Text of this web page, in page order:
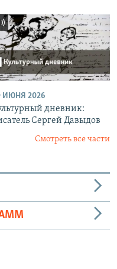
ИЮНЯ 2026
дневник:
Сергей Давыдов
Смотреть все части